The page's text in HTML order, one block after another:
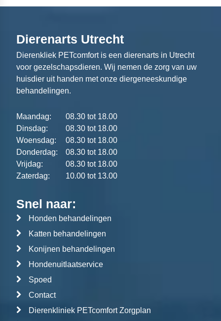
Dierenarts Utrecht
Dierenkliek PETcomfort is een dierenarts in Utrecht
voor gezelschapsdieren. Wij nemen de zorg van uw
huisdier uit handen met onze diergeneeskundige
behandelingen.
Maandag:
08.30 tot 18.00
Dinsdag:
08.30 tot 18.00
Woensdag:
08.30 tot 18.00
Donderdag:
08.30 tot 18.00
Vrijdag:
08.30 tot 18.00
Zaterdag:
10.00 tot 13.00
Snel naar:
Honden behandelingen
Katten behandelingen
Konijnen behandelingen
Hondenuitlaatservice
Spoed
Contact
Dierenkliniek PETcomfort Zorgplan